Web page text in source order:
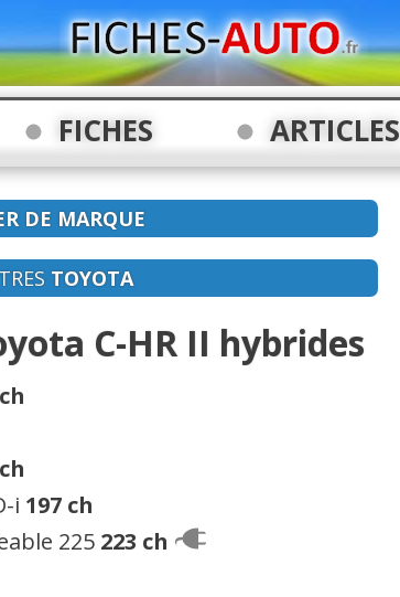
FICHES ARTICLES
DE MARQUE
TOYOTA
C-HR II hybrides
i 197 ch
225 223 ch